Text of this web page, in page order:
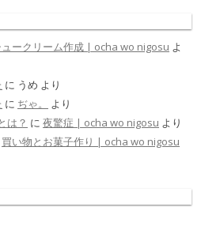
ュークリーム作成 | ocha wo nigosu よ
に うめ より
に ぢゃ。
より
は？ に 夜驚症 | ocha wo nigosu より
買い物とお菓子作り | ocha wo nigosu